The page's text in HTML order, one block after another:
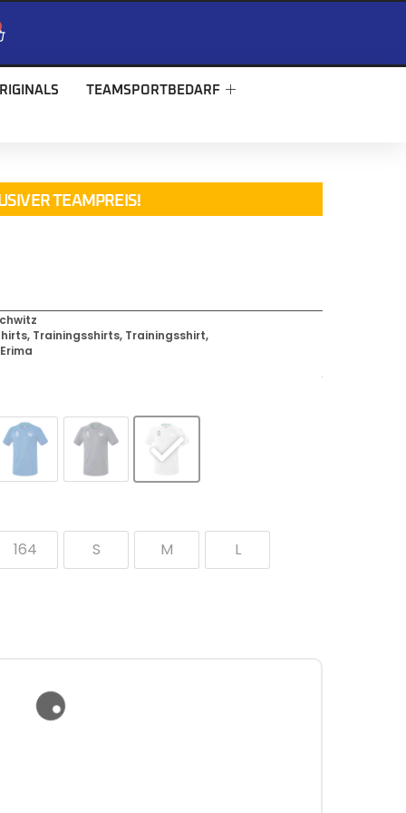
TEAMSPORTBEDARF
TEAMPREIS!
, Trainingsshirts, Trainingsshirt,
Erima
164 S M L